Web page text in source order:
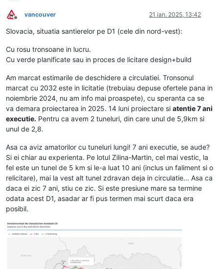
Deconectat
vancouver 21 ian. 2025, 13:42
Slovacia, situatia santierelor pe D1 (cele din nord-vest):
Cu rosu tronsoane in lucru.
Cu verde planificate sau in proces de licitare design+build
Am marcat estimarile de deschidere a circulatiei. Tronsonul
marcat cu 2032 este in licitatie (trebuiau depuse ofertele pana in
noiembrie 2024, nu am info mai proaspete), cu speranta ca se
va demara proiectarea in 2025. 14 luni proiectare si atentie 7 ani
executie. Pentru ca avem 2 tuneluri, din care unul de 5,9km si
unul de 2,8.
Asa ca aviz amatorilor cu tuneluri lungi! 7 ani executie, se aude?
Si ei chiar au experienta. Pe lotul Zilina-Martin, cel mai vestic, la
fel este un tunel de 5 km si le-a luat 10 ani (inclus un faliment si o
relicitare), mai la vest alt tunel zdravan deja in circulatie... Asa ca
daca ei zic 7 ani, stiu ce zic. Si este presiune mare sa termine
odata acest D1, asadar ar fi pus termen mai scurt daca era
posibil.